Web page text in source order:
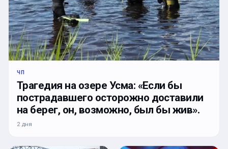
ЧП
Трагедия на озере Усма: «Если бы
пострадавшего осторожно доставили
на берег, он, возможно, был бы жив».
2 дня